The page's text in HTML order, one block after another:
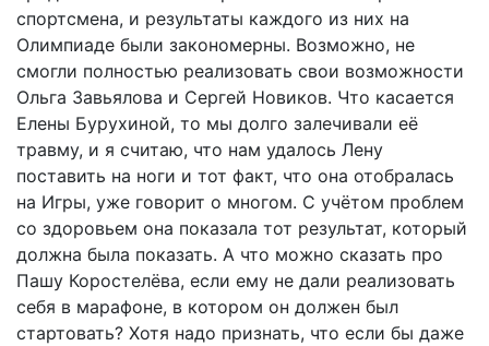
спортсмена, и результаты каждого из них на
Олимпиаде были закономерны. Возможно, не
смогли полностью реализовать свои возможности
Ольга Завьялова и Сергей Новиков. Что касается
Елены Бурухиной, то мы долго залечивали её
травму, и я считаю, что нам удалось Лену
поставить на ноги и тот факт, что она отобралась
на Игры, уже говорит о многом. С учётом проблем
со здоровьем она показала тот результат, который
должна была показать. А что можно сказать про
Пашу Коростелёва, если ему не дали реализовать
себя в марафоне, в котором он должен был
стартовать? Хотя надо признать, что если бы даже